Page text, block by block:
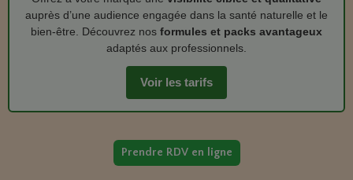
auprès d’une audience engagée dans la santé naturelle et le
bien‑être. Découvrez nos formules et packs avantageux
adaptés aux professionnels.
Voir les tarifs
Prendre RDV en ligne